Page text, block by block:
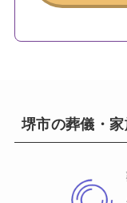
堺市の葬儀・